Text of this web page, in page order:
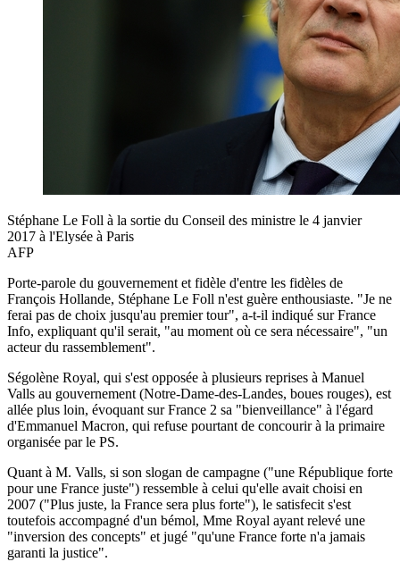
Stéphane Le Foll à la sortie du Conseil des ministre le 4 janvier
2017 à l'Elysée à Paris
AFP
Porte-parole du gouvernement et fidèle d'entre les fidèles de
François Hollande, Stéphane Le Foll n'est guère enthousiaste. "Je ne
ferai pas de choix jusqu'au premier tour", a-t-il indiqué sur France
Info, expliquant qu'il serait, "au moment où ce sera nécessaire", "un
acteur du rassemblement".
Ségolène Royal, qui s'est opposée à plusieurs reprises à Manuel
Valls au gouvernement (Notre-Dame-des-Landes, boues rouges), est
allée plus loin, évoquant sur France 2 sa "bienveillance" à l'égard
d'Emmanuel Macron, qui refuse pourtant de concourir à la primaire
organisée par le PS.
Quant à M. Valls, si son slogan de campagne ("une République forte
pour une France juste") ressemble à celui qu'elle avait choisi en
2007 ("Plus juste, la France sera plus forte"), le satisfecit s'est
toutefois accompagné d'un bémol, Mme Royal ayant relevé une
"inversion des concepts" et jugé "qu'une France forte n'a jamais
garanti la justice".